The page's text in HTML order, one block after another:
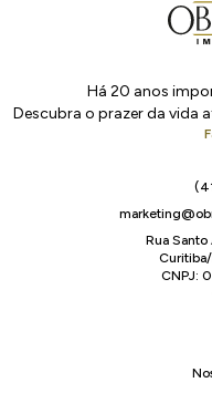
Há 20 anos
Descubra o prazer da vida
Rua Santo
CNPJ: